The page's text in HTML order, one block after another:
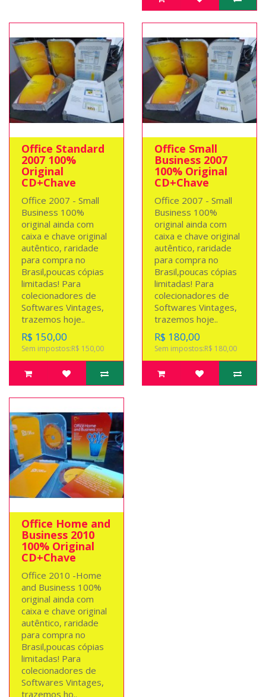
Office Standard
2007 100%
Original
CD+Chave
Office 2007 - Small
Business 100%
original ainda com
caixa e chave original
autêntico, raridade
para compra no
Brasil,poucas cópias
limitadas! Para
colecionadores de
Softwares Vintages,
trazemos hoje..
R$ 150,00
Sem impostos:R$ 150,00
Office Small
Business 2007
100% Original
CD+Chave
Office 2007 - Small
Business 100%
original ainda com
caixa e chave original
autêntico, raridade
para compra no
Brasil,poucas cópias
limitadas! Para
colecionadores de
Softwares Vintages,
trazemos hoje..
R$ 180,00
Sem impostos:R$ 180,00
Office Home and
Business 2010
100% Original
CD+Chave
Office 2010 -Home
and Business 100%
original ainda com
caixa e chave original
autêntico, raridade
para compra no
Brasil,poucas cópias
limitadas! Para
colecionadores de
Softwares Vintages,
trazemos ho..